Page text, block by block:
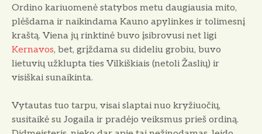
Ordino kariuomenė statybos metu daugiausia mito,
plėšdama ir naikindama Kauno apylinkes ir tolimesnį
kraštą. Viena jų rinktinė buvo įsibrovusi net ligi
Kernavos, bet, grįždama su dideliu grobiu, buvo
lietuvių užklupta ties Vilkiškiais (netoli Žaslių) ir
visiškai su­naikinta.
Vytautas tuo tarpu, visai slaptai nuo kryžiuočių,
susitaikė su Jogaila ir pradėjo veiksmus prieš ordiną.